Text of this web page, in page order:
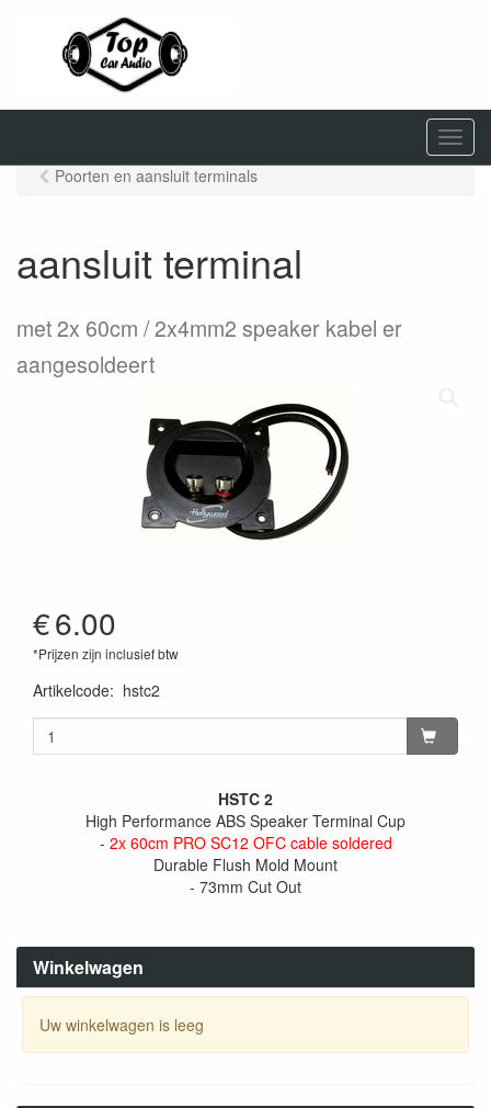
M
e
Winkelwagen
Uw winkelwagen is leeg
Poorten en aansluit terminals
aansluit terminal
met 2x 60cm / 2x4mm2 speaker kabel er
aangesoldeert
€6.00
*Prijzen zijn inclusief btw
Artikelcode: hstc2
HSTC 2
High Performance ABS Speaker Terminal Cup
- 2x 60cm PRO SC12 OFC cable soldered
Durable Flush Mold Mount
- 73mm Cut Out